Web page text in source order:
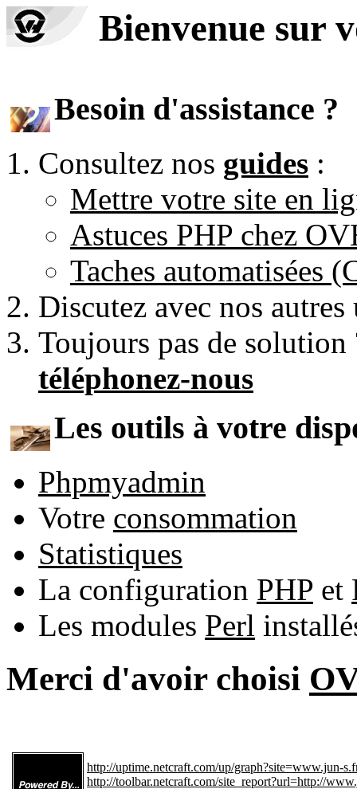
Bienvenue sur
Besoin d'assistance ?
Consultez nos guides :
Mettre votre site en
Astuces PHP chez
Taches automatisées
Discutez avec nos
Toujours pas de
téléphonez-nous
Les outils à votre
Phpmyadmin
Votre consommation
Statistiques
La configuration PHP et
Les modules Perl
Merci d'avoir choisi
http://uptime.netcraft.com/up/graph?site=www.jun-
http://toolbar.netcraft.com/site_report?url=http://